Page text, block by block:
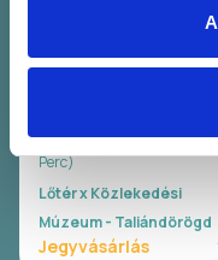
07.26. V 20:00 - 21:00 (60
Perc)
Lőtér x Közlekedési
Múzeum - Taliándörögd
Jegyvásárlás